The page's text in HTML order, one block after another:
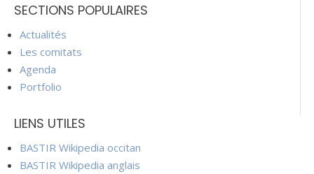
SECTIONS POPULAIRES
Actualités
Les comitats
Agenda
Portfolio
LIENS UTILES
BASTIR Wikipedia occitan
BASTIR Wikipedia anglais